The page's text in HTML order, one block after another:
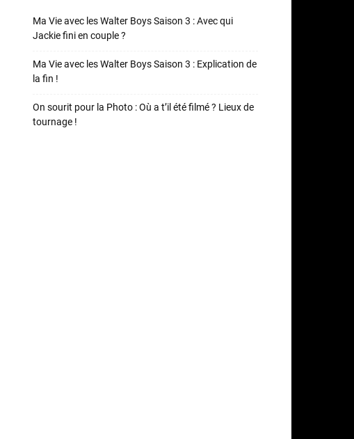
Ma Vie avec les Walter Boys Saison 3 : Avec qui
Jackie fini en couple ?
Ma Vie avec les Walter Boys Saison 3 : Explication de
la fin !
On sourit pour la Photo : Où a t’il été filmé ? Lieux de
tournage !